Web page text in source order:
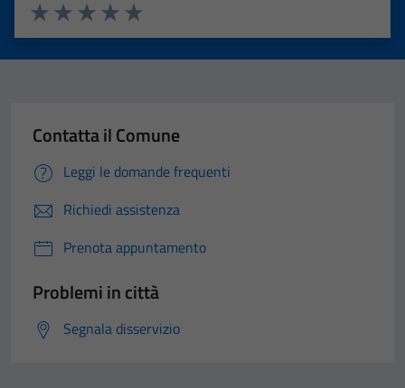
Valuta 5 stelle su 5
Valuta 4 stelle su 5
Valuta 3 stelle su 5
Valuta 2 stelle su 5
Valuta 1 stelle su 5
Contatta il Comune
Leggi le domande frequenti
Richiedi assistenza
Prenota appuntamento
Problemi in città
Segnala disservizio